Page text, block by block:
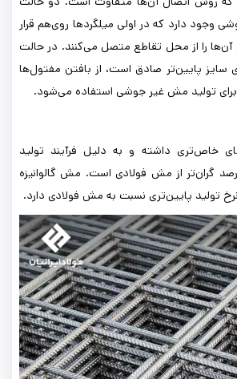
وجود دارد که در اولی میلگردها روی‌هم قرار
را از محل تقاطع متصل می‌کنند. در حالت
سایز پایین‌تر صادق است، از بافتن مفتول‌ها
برای تولید مش غیر جوشی استفاده می‌شود.
خاص‌تری داشته و به دلیل فرآیند تولید
حدود 10 درصد گران‌تر از مش فولادی است. مش گالوانیزه
تولید پایین‌تری نسبت به مش فولادی دارد.